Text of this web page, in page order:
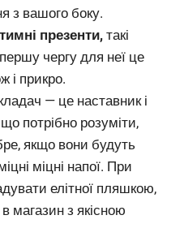
з вашого боку.
презенти,такі
першу чергу для неї це
і прикро.
— це наставник і
потрібно розуміти,
якщо вони будуть
міцні напої. При
елітної пляшкою,
магазин з якісною